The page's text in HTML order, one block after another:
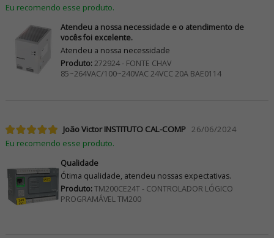
Eu recomendo esse produto.
Atendeu a nossa necessidade e o atendimento de
vocês foi excelente.
Atendeu a nossa necessidade
Produto:272924 - FONTE CHAV
85~264VAC/100~240VAC 24VCC 20A BAE0114
João Victor INSTITUTO CAL-COMP 26/06/2024
Eu recomendo esse produto.
Qualidade
Ótima qualidade, atendeu nossas expectativas.
Produto:TM200CE24T - CONTROLADOR LÓGICO
PROGRAMÁVEL TM200